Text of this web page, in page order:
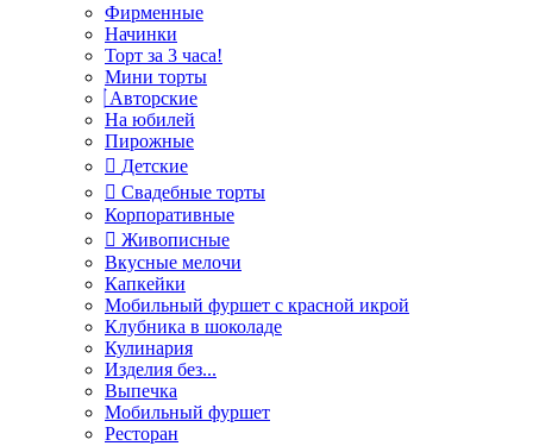
Фирменные
Начинки
Торт за 3 часа!
Мини торты
Авторские
На юбилей
Пирожные
Детские
Свадебные торты
Корпоративные
Живописные
Вкусные мелочи
Капкейки
Мобильный фуршет с красной икрой
Клубника в шоколаде
Кулинария
Изделия без...
Выпечка
Мобильный фуршет
Ресторан